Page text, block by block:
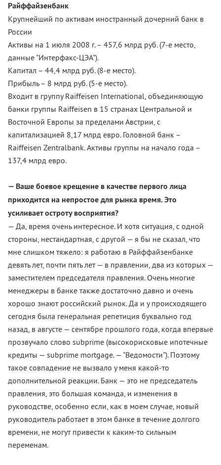
Райффайзенбанк
Крупнейший по активам иностранный дочерний банк в
России
Активы на 1 июля 2008 г. – 457,6 млрд руб. (7-е место,
данные "Интерфакс-ЦЭА").
Капитал – 44,4 млрд руб. (8-е место).
Прибыль – 8 млрд руб. (5-е место).
Входит в группу Raiffeisen International, объединяющую
банки группы Raiffeisen в 15 странах Центральной и
Восточной Европы за пределами Австрии, с
капитализацией 8,17 млрд евро. Головной банк –
Raiffeisen Zentralbank. Активы группы на начало года –
137,4 млрд евро.
— Ваше боевое крещение в качестве первого лица
приходится на непростое для рынка время. Это
усиливает остроту восприятия?
— Да, время очень интересное. И хотя ситуация, с одной
стороны, нестандартная, с другой — я бы не сказал, что
мне слишком тяжело: я работаю в Райффайзенбанке
девять лет, почти пять лет — в правлении, два из которых —
заместителем председателя правления. Очень многие
менеджеры в банке также достаточно давно и очень
хорошо знают российский рынок. Да и у происходящего
сегодня была генеральная репетиция буквально год
назад, в августе — сентябре прошлого года, когда впервые
прозвучало слово subprime (высокорисковые ипотечные
кредиты — subprime mortgage. — "Ведомости"). Поэтому
такое совпадение не вызвало у меня какой-то
дополнительной реакции. Банк — это не председатель
правления, это большая команда, и изменения в
руководстве, особенно если, как в моем случае, новый
руководитель работает в этом банке в течение долгого
времени, не могут привести к каким-то сильным
переменам.